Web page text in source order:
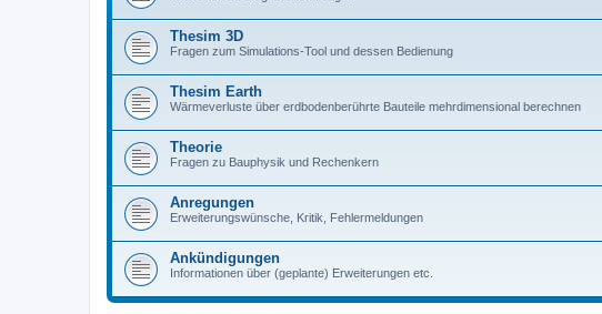
Thesim 3D
Fragen zum Simulations-Tool und dessen Bedienung
Thesim Earth
Wärmeverluste über erdbodenberührte Bauteile mehrdimensional berechnen
Theorie
Fragen zu Bauphysik und Rechenkern
Anregungen
Erweiterungswünsche, Kritik, Fehlermeldungen
Ankündigungen
Informationen über (geplante) Erweiterungen etc.